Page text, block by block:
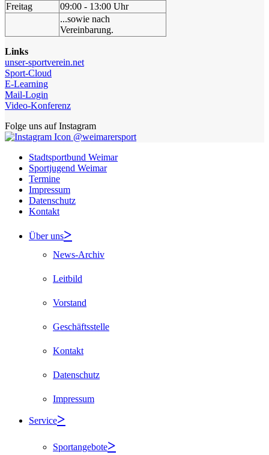
Freitag
09:00 - 13:00 Uhr
...sowie nach
Vereinbarung.
Links
unser-sportverein.net
Sport-Cloud
E-Learning
Mail-Login
Video-Konferenz
Folge uns auf Instagram
@weimarersport
Stadtsportbund Weimar
Sportjugend Weimar
Termine
Impressum
Datenschutz
Kontakt
Über uns
News-Archiv
Leitbild
Vorstand
Geschäftsstelle
Kontakt
Datenschutz
Impressum
Service
Sportangebote